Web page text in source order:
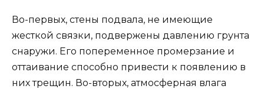
Во-первых, стены подвала, не имеющие
жесткой связки, подвержены давлению грунта
снаружи. Его попеременное промерзание и
оттаивание способно привести к появлению в
них трещин. Во-вторых, атмосферная влага